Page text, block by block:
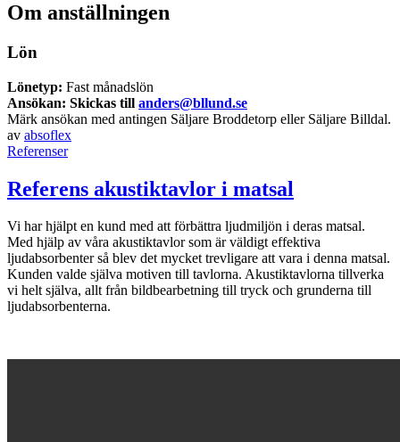
Om anställningen
Lön
Lönetyp: Fast månadslön
Ansökan: Skickas till anders@bllund.se
Märk ansökan med antingen Säljare Broddetorp eller Säljare Billdal.
av absoflex
Referenser
Referens akustiktavlor i matsal
Vi har hjälpt en kund med att förbättra ljudmiljön i deras matsal.
Med hjälp av våra akustiktavlor som är väldigt effektiva
ljudabsorbenter så blev det mycket trevligare att vara i denna matsal.
Kunden valde själva motiven till tavlorna. Akustiktavlorna tillverka
vi helt själva, allt från bildbearbetning till tryck och grunderna till
ljudabsorbenterna.